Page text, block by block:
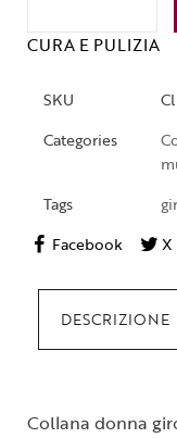
CURA E PULIZIA
SKU
Categories
Tags
Facebook
X
DESCRIZIONE
Collana donna